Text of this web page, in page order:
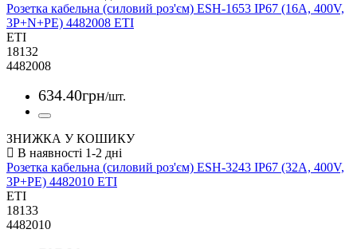
Розетка кабельна (силовий роз'єм) ESH-1653 IP67 (16A, 400V,
3P+N+PE) 4482008 ETI
ETI
18132
4482008
634.40грн/шт.
ЗНИЖКА У КОШИКУ
Розетка кабельна (силовий роз'єм) ESH-3243 IP67 (32A, 400V,
3P+PE) 4482010 ETI
ETI
18133
4482010